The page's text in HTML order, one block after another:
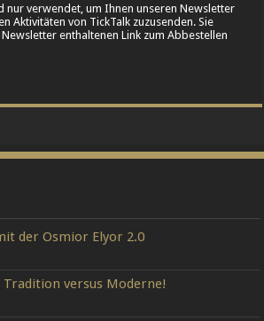
nur verwendet, um Ihnen unseren Newsletter
Aktivitäten von TickTalk zuzusenden. Sie
enthaltenen Link zum Abbestellen
der Osmior Elyor 2.0
versus Moderne!